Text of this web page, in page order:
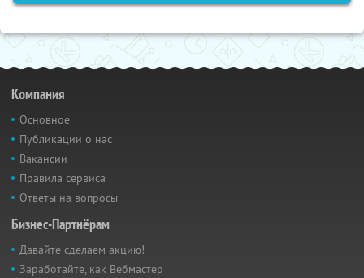
Компания
Основное
Публикации о нас
Вакансии
Правила сервиса
Ответы на вопросы
Бизнес-Партнёрам
Давайте сделаем акцию!
Заработайте, как Вебмастер